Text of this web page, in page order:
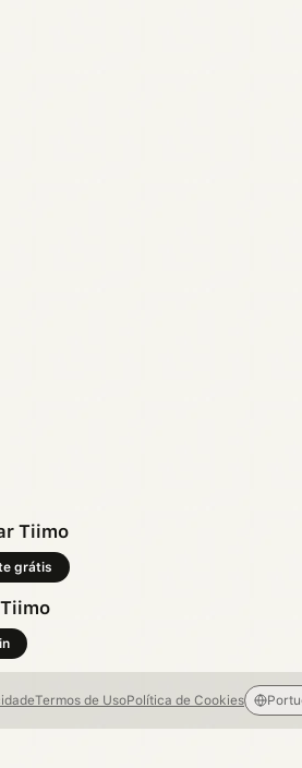
Tiimo
grátis
Termos de UsoPolítica de Cookies